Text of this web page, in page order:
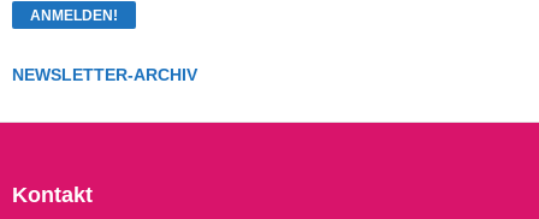
NEWSLETTER-ARCHIV
Kontakt